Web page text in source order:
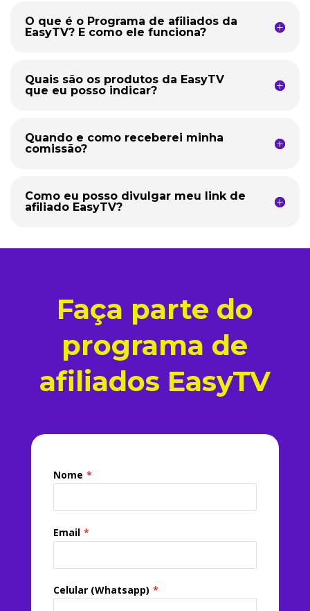
O que é o Programa de afiliados da
EasyTV? E como ele funciona?
Quais são os produtos da EasyTV
que eu posso indicar?
Quando e como receberei minha
comissão?
Como eu posso divulgar meu link de
afiliado EasyTV?
Faça parte do
programa de
afiliados EasyTV
Nome *
Email *
Celular (Whatsapp) *